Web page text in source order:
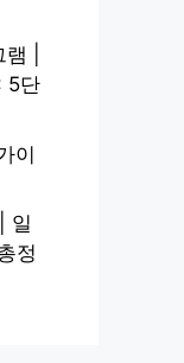
|
5단
이
일
정